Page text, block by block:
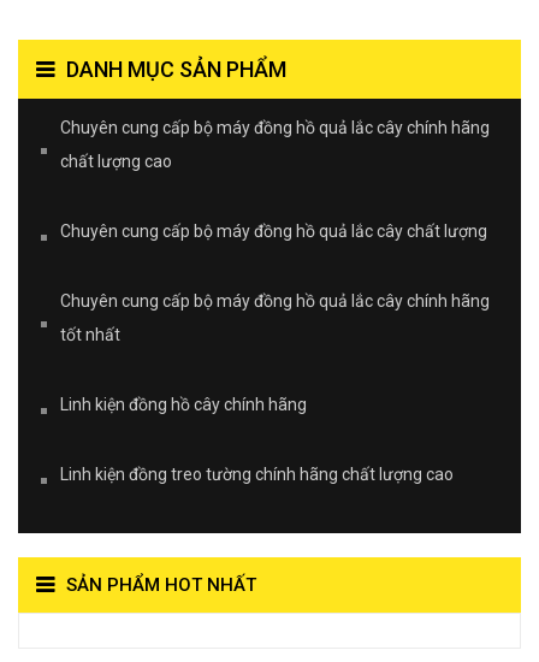
DANH MỤC SẢN PHẨM
Chuyên cung cấp bộ máy đồng hồ quả lắc cây chính hãng
chất lượng cao
Chuyên cung cấp bộ máy đồng hồ quả lắc cây chất lượng
Chuyên cung cấp bộ máy đồng hồ quả lắc cây chính hãng
tốt nhất
Linh kiện đồng hồ cây chính hãng
Linh kiện đồng treo tường chính hãng chất lượng cao
SẢN PHẨM HOT NHẤT